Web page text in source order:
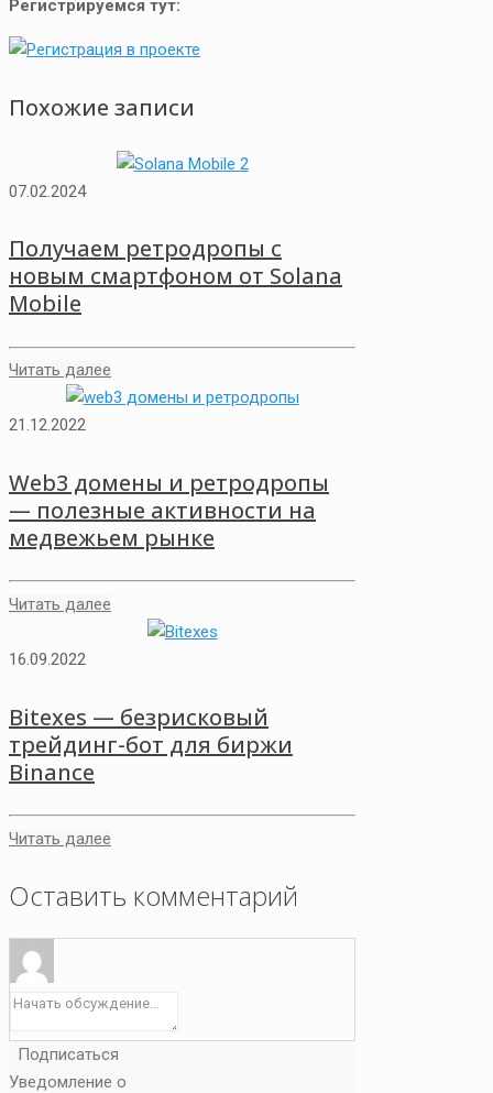
Регистрируемся тут:
Похожие записи
07.02.2024
Получаем ретродропы с
новым смартфоном от Solana
Mobile
Читать далее
21.12.2022
Web3 домены и ретродропы
— полезные активности на
медвежьем рынке
Читать далее
16.09.2022
Bitexes — безрисковый
трейдинг-бот для биржи
Binance
Читать далее
Оставить комментарий
Подписаться
Уведомление о